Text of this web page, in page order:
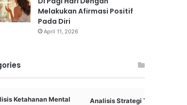
Melakukan Afirmasi Positif
Pada Diri
April 11, 2026
Ketahanan Mental Analisis Strategi Tim Basket